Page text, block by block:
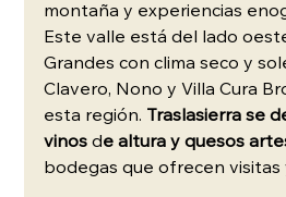
montaña y experiencias
Este valle está del lado
Grandes con clima seco y
Clavero, Nono y Villa Cura
esta región. Traslasierra se
vinos de altura y quesos
bodegas que ofrecen visitas